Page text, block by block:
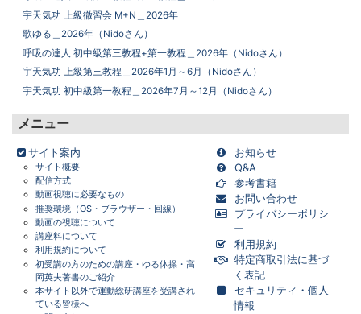
画面をクリックすると元に戻ります。
宇天気功 上級徹習会 M+N＿2026年
歌ゆる＿2026年（Nidoさん）
呼吸の達人 初中級第三教程+第一教程＿2026年（Nidoさん）
宇天気功 上級第三教程＿2026年1月～6月（Nidoさん）
宇天気功 初中級第一教程＿2026年7月～12月（Nidoさん）
メニュー
サイト案内
サイト概要
配信方式
動画視聴に必要なもの
推奨環境（OS・ブラウザー・回線）
動画の視聴について
講座料について
利用規約について
初受講の方のための講座・ゆる体操・高
岡英夫著書のご紹介
本サイト以外で運動総研講座を受講され
ている皆様へ
お知らせ
Q&A
参考書籍
お問い合わせ
プライバシーポリシ
ー
利用規約
特定商取引法に基づ
く表記
セキュリティ・個人
情報